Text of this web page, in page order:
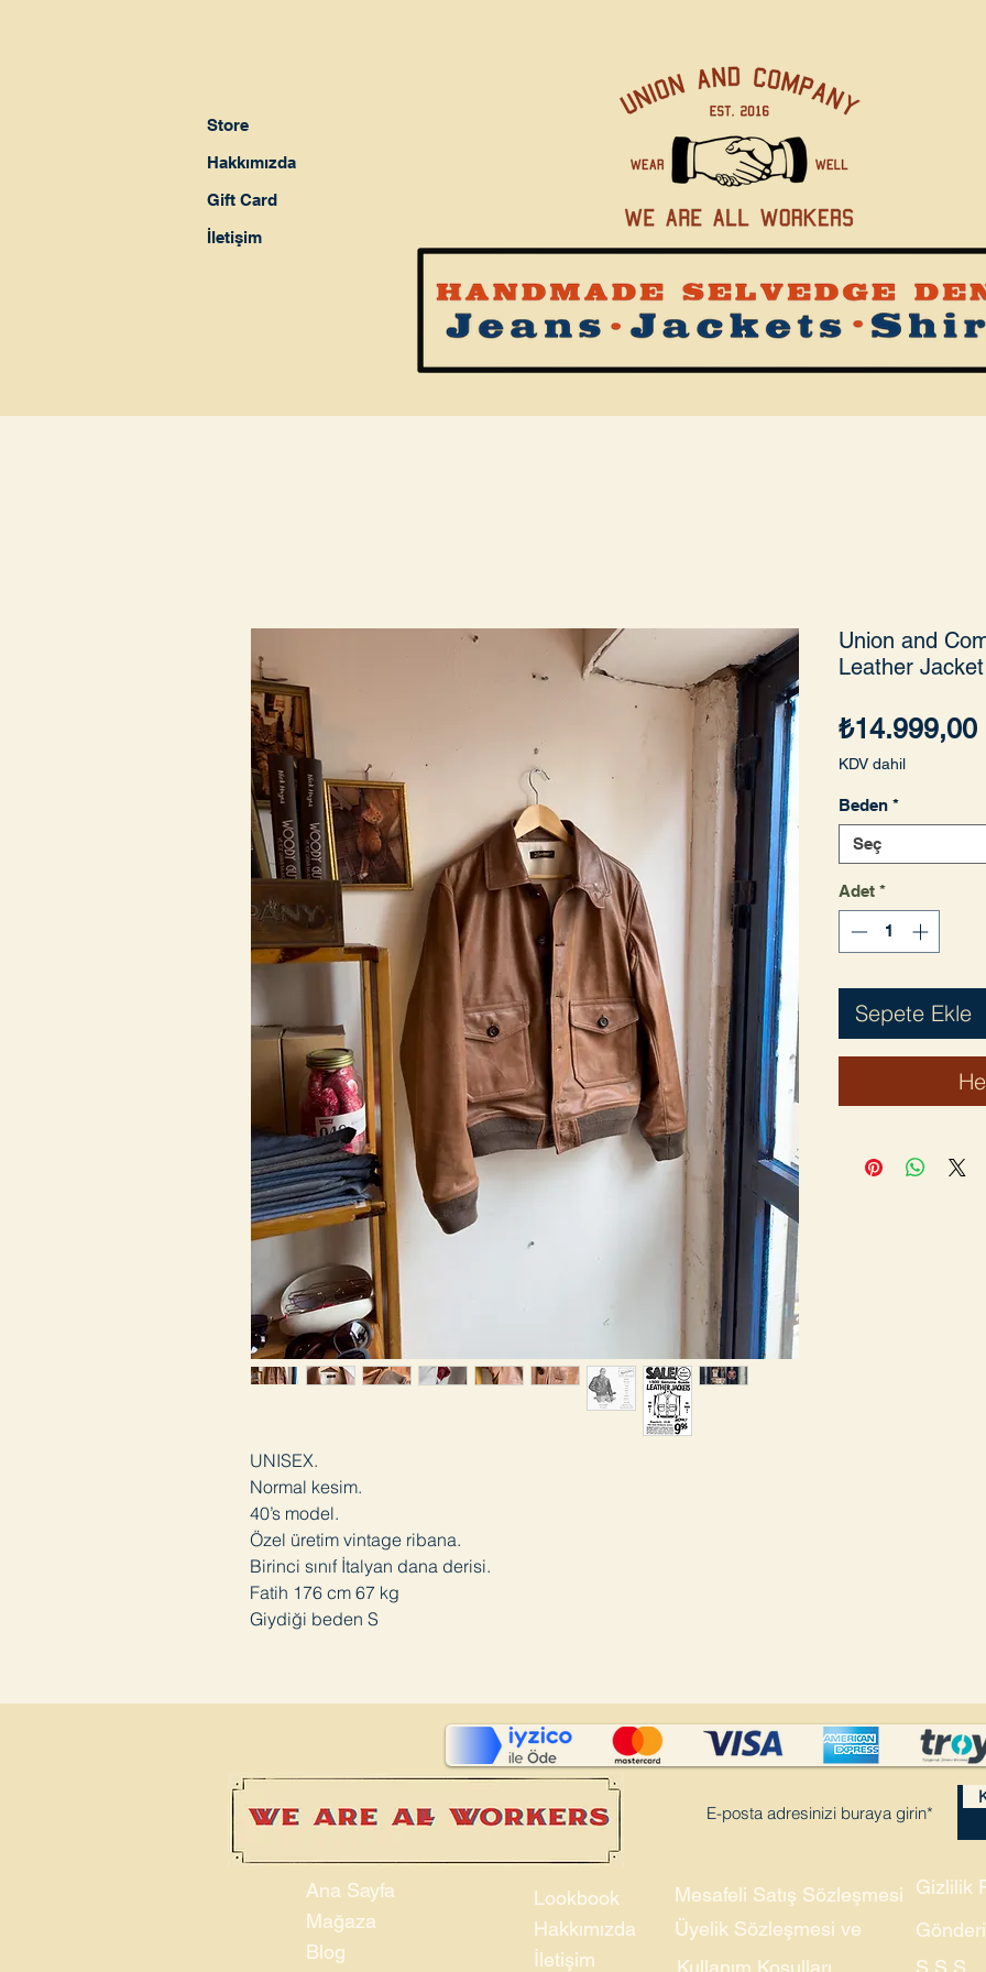
Store
Hakkımızda
Gift Card
İletişim
UNISEX.
Normal kesim.
40’s model.
Özel üretim vintage ribana.
Birinci sınıf İtalyan dana derisi.
Fatih 176 cm 67 kg
Giydiği beden S
Union and
Leather Jacket
₺14.999,00
KDV dahil
Beden *
Seç
Adet *
Sepete Ekle
Ana Sayfa
Mağaza
Blog
Üyelik Sözleşmesi ve
Mesafeli Satış Sözleşmesi
Lookbook
Hakkımızda
İletişim
Kullanım Koşulları
S.S.S
Gizlilik